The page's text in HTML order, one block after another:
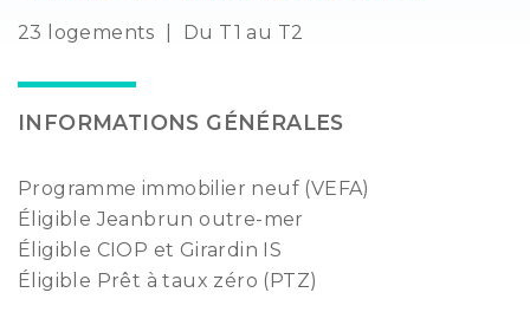
23 logements Du T1 au T2
INFORMATIONS GÉNÉRALES
Programme immobilier neuf (VEFA)
Éligible Jeanbrun outre-mer
Éligible CIOP et Girardin IS
Éligible Prêt à taux zéro (PTZ)